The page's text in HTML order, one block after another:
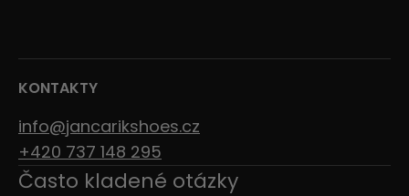
KONTAKTY
info@jancarikshoes.cz
+420 737 148 295
Často kladené otázky